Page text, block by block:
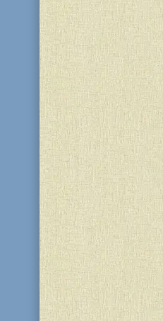
С 30 марта по 8
ученики школы "Ор-
в Пасхальных
под названием «Ган
девочек под
camp»,
Особенностью
Sonya`s Camp